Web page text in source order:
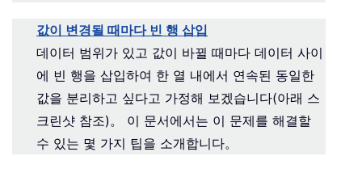
값이 변경될 때마다 빈 행 삽입
데이터 범위가 있고 값이 바뀔 때마다 데이터 사이
에 빈 행을 삽입하여 한 열 내에서 연속된 동일한
값을 분리하고 싶다고 가정해 보겠습니다(아래 스
크린샷 참조)。 이 문서에서는 이 문제를 해결할
수 있는 몇 가지 팁을 소개합니다。